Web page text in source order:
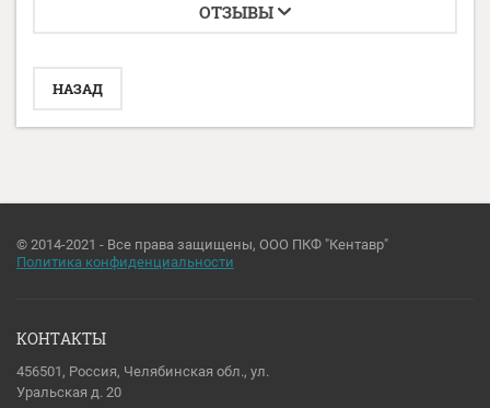
ОТЗЫВЫ
НАЗАД
© 2014-2021 - Все права защищены, ООО ПКФ "Кентавр"
Политика конфиденциальности
КОНТАКТЫ
456501, Россия, Челябинская обл., ул.
Уральская д. 20